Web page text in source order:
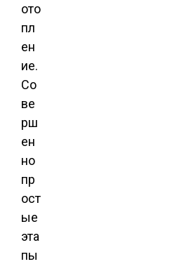
ото
пл
ен
ие.
Со
ве
рш
ен
но
пр
ост
ые
эта
пы